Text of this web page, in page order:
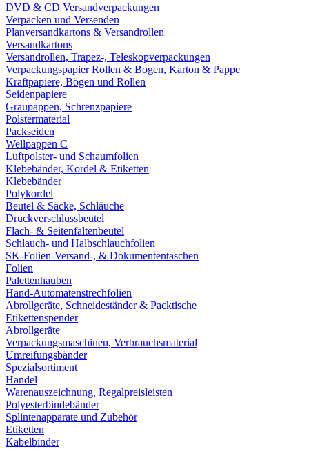
DVD & CD Versandverpackungen
Verpacken und Versenden
Planversandkartons & Versandrollen
Versandkartons
Versandrollen, Trapez-, Teleskopverpackungen
Verpackungspapier Rollen & Bogen, Karton & Pappe
Kraftpapiere, Bögen und Rollen
Seidenpapiere
Graupappen, Schrenzpapiere
Polstermaterial
Packseiden
Wellpappen C
Luftpolster- und Schaumfolien
Klebebänder, Kordel & Etiketten
Klebebänder
Polykordel
Beutel & Säcke, Schläuche
Druckverschlussbeutel
Flach- & Seitenfaltenbeutel
Schlauch- und Halbschlauchfolien
SK-Folien-Versand-, & Dokumententaschen
Folien
Palettenhauben
Hand-Automatenstrechfolien
Abrollgeräte, Schneideständer & Packtische
Etikettenspender
Abrollgeräte
Verpackungsmaschinen, Verbrauchsmaterial
Umreifungsbänder
Spezialsortiment
Handel
Warenauszeichnung, Regalpreisleisten
Polyesterbindebänder
Splintenapparate und Zubehör
Etiketten
Kabelbinder